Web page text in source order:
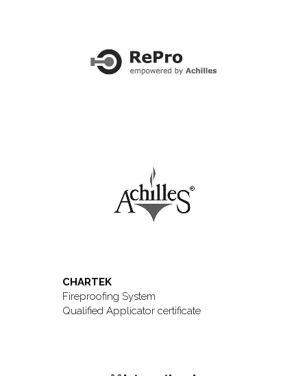
CHARTEK
Fireproofing System
Qualified Applicator certificate